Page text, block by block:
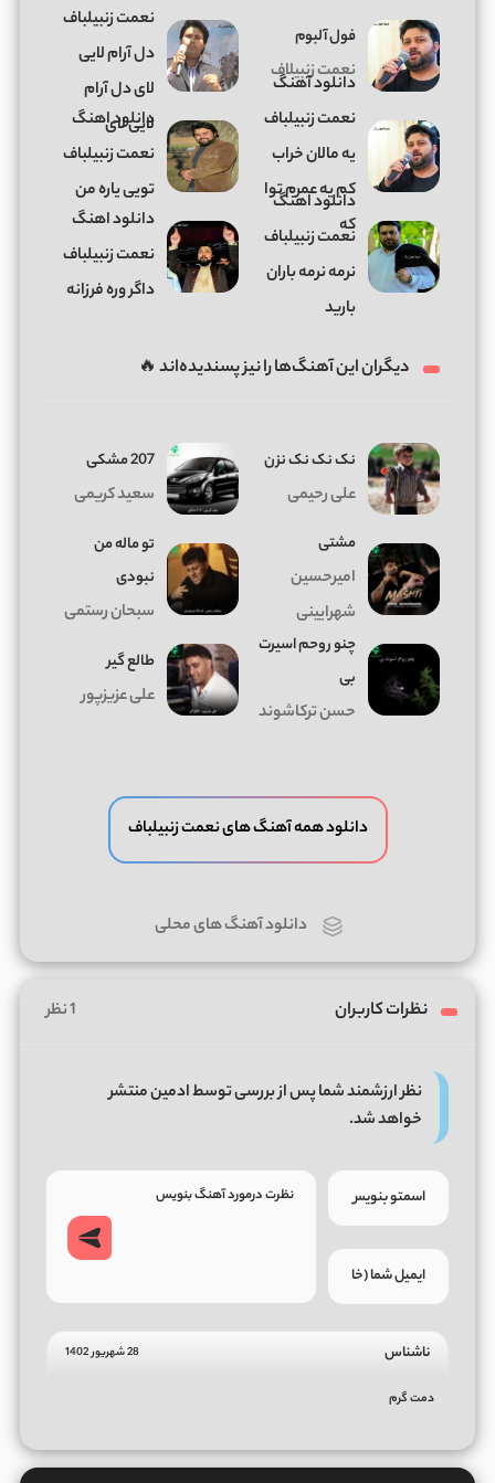
فول آلبوم
نعمت زنبیلاف
نعمت زنبیلباف
دل آرام لایی
لای دل آرام
لایی لای
دانلود آهنگ
نعمت زنبیلباف
یه مالان خراب
کم یه عمرم توا
که
دانلود اهنگ
نعمت زنبیلباف
تویی یاره من
دانلود اهنگ
نعمت زنبیلباف
نرمه نرمه باران
بارید
دانلود اهنگ
نعمت زنبیلباف
داگر وره فرزانه
دیگران این آهنگ‌ها را نیز پسندیده‌اند 🔥
نک نک نک نزن
علی رحیمی
207 مشکی
سعید کریمی
مشتی
امیرحسین
شهرایینی
تو ماله من
نبودی
سبحان رستمی
چنو روحم اسیرت
بی
حسن ترکاشوند
طالع گیر
علی عزیزپور
دانلود همه آهنگ های نعمت زنبیلباف
دانلود آهنگ های محلی
نظرات کاربران 1 نظر
نظر ارزشمند شما پس از بررسی توسط ادمین منتشر
خواهد شد.
ناشناس 28 شهریور 1402
دمت گرم